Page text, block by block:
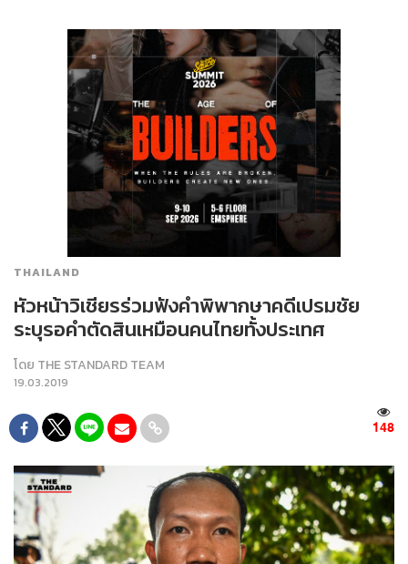
THAILAND
หัวหน้าวิเชียรร่วมฟังคำพิพากษาคดีเปรมชัย
ระบุรอคำตัดสินเหมือนคนไทยทั้งประเทศ
โดย THE STANDARD TEAM
19.03.2019
148